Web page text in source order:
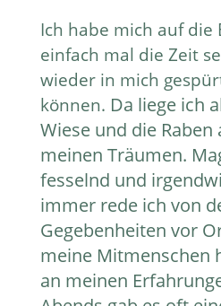
Ich habe mich auf die
einfach mal die Zeit
wieder in mich
können. Da liege ich
Wiese und die
meinen Träumen.
fesselnd und
immer rede ich von
Gegebenheiten vor
meine Mitmenschen
an meinen